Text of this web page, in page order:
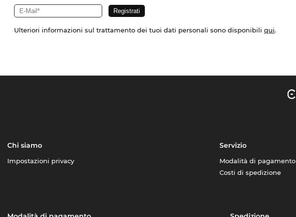
Ulteriori informazioni sul trattamento dei tuoi dati personali sono disponibili qui.
Chi siamo
Impostazioni privacy
Servizio
Modalità di pagamento
Costi di spedizione